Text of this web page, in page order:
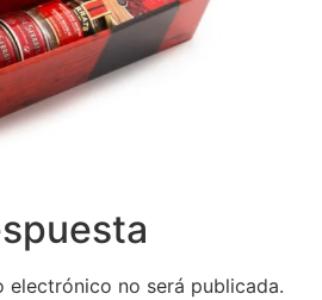
electrónico no será publicada.